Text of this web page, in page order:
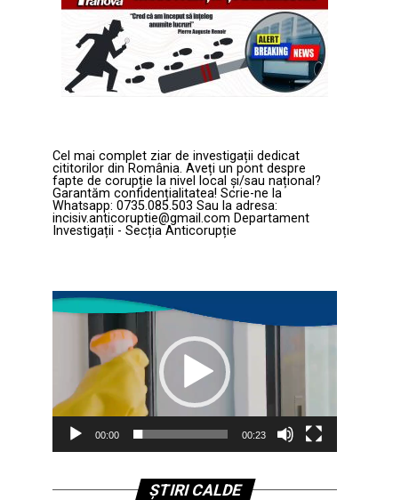
Cel mai complet ziar de investigații dedicat
cititorilor din România. Aveți un pont despre
fapte de corupție la nivel local și/sau național?
Garantăm confidențialitatea! Scrie-ne la
Whatsapp: 0735.085.503 Sau la adresa:
incisiv.anticoruptie@gmail.com Departament
Investigații - Secția Anticorupție
Player
video
00:00 00:23
ȘTIRI CALDE